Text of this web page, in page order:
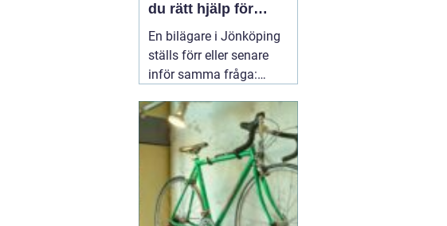
du rätt hjälp för
bilen
En bilägare i Jönköping
ställs förr eller senare
inför samma fråga:
hand om bilen, utan att
kostnaderna skenar och
garantier försvinner?
Valet av05 april 2026